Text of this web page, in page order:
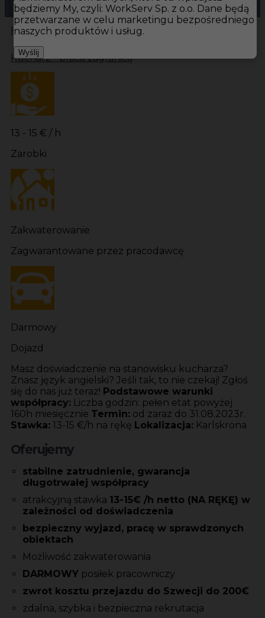
Hotistin Oferty pracyKuchnia Karlskrona
Kucharz - praca zagranicą
13 - 15 € / h
Zarobki
Zakwaterowanie
Zagwarantowane przez pracodawcę
Darmowy
Dojazd
Masz doświadczenie na stanowisku kucharza?
Znasz język angielski? Jeśli tak, to nie czekaj! Zgłoś
się do nas już teraz! Podstawowe warunki
współpracy: Liczba godzin: pełen etat powyżej
160h miesięcznie Termin: od zaraz do 31.08.2023r.
Stawka: 13-15 €/h na rękę Lokalizacja: Karlskrona
Oferujemy
stabilne zatrudnienie, gwarancja
długotrwałej współpracy
atrakcyjną stawka 13-15€ /h netto (NA RĘKĘ) w
zależności od doświadczenia
bezpieczny wyjazd, pracę w sprawdzonych
obiektach
Możliwość zakwaterowania
DARMOWY posiłek pracowniczy
zwrot kosztu przejazdu do Szwecji do 200€
zdalna, szybka i bezpieczna rekrutacja
będziemy My, czyli: WorkServ Sp. z o.o. Dane będą
przetwarzane w celu marketingu bezpośredniego
naszych produktów i usług.
Wyślij